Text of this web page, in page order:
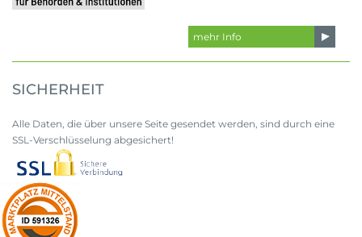
mehr Info
SICHERHEIT
Alle Daten, die über unsere Seite gesendet werden, sind durch eine
SSL-Verschlüsselung abgesichert!